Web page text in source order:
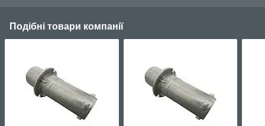
Подібні товари компанії